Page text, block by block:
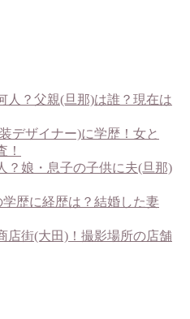
人？父親(旦那)は誰？現在は
デザイナー)に学歴！女と
！
？娘・息子の子供に夫(旦那)
歴に経歴は？結婚した妻
店街(大田)！撮影場所の店舗